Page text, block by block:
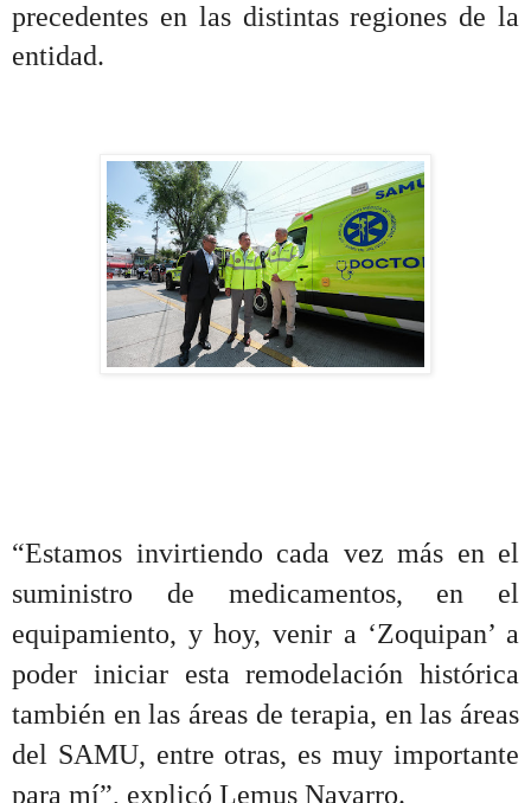
precedentes en las distintas regiones de la
entidad.
“Estamos invirtiendo cada vez más en el
suministro de medicamentos, en el
equipamiento, y hoy, venir a ‘Zoquipan’ a
poder iniciar esta remodelación histórica
también en las áreas de terapia, en las áreas
del SAMU, entre otras, es muy importante
para mí”, explicó Lemus Navarro.